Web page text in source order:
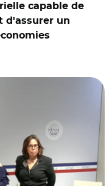
capable de
d'assurer un
Marie-Laure